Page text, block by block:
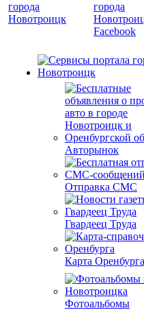
Авторынок
Отправка СМС
Гвардеец Труда
Карта Оренбурга
Фотоальбомы